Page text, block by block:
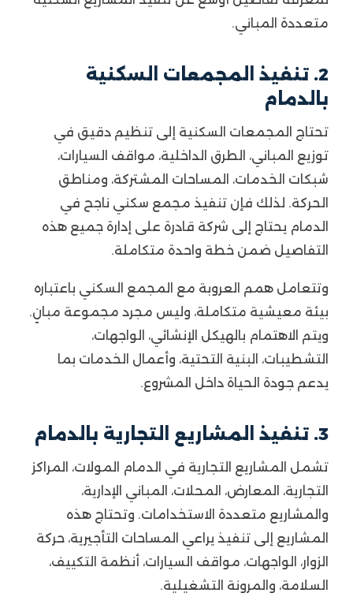
متعددة المباني.
2. تنفيذ المجمعات السكنية
بالدمام
تحتاج المجمعات السكنية إلى تنظيم دقيق في
توزيع المباني، الطرق الداخلية، مواقف السيارات،
شبكات الخدمات، المساحات المشتركة، ومناطق
الحركة. لذلك فإن تنفيذ مجمع سكني ناجح في
الدمام يحتاج إلى شركة قادرة على إدارة جميع هذه
التفاصيل ضمن خطة واحدة متكاملة.
وتتعامل همم العروبة مع المجمع السكني باعتباره
بيئة معيشية متكاملة، وليس مجرد مجموعة مبانٍ.
ويتم الاهتمام بالهيكل الإنشائي، الواجهات،
التشطيبات، البنية التحتية، وأعمال الخدمات بما
يدعم جودة الحياة داخل المشروع.
3. تنفيذ المشاريع التجارية بالدمام
تشمل المشاريع التجارية في الدمام المولات، المراكز
التجارية، المعارض، المحلات، المباني الإدارية،
والمشاريع متعددة الاستخدامات. وتحتاج هذه
المشاريع إلى تنفيذ يراعي المساحات التأجيرية، حركة
الزوار، الواجهات، مواقف السيارات، أنظمة التكييف،
السلامة، والمرونة التشغيلية.